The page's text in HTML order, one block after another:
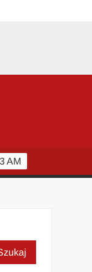
sens oryginału:
AM